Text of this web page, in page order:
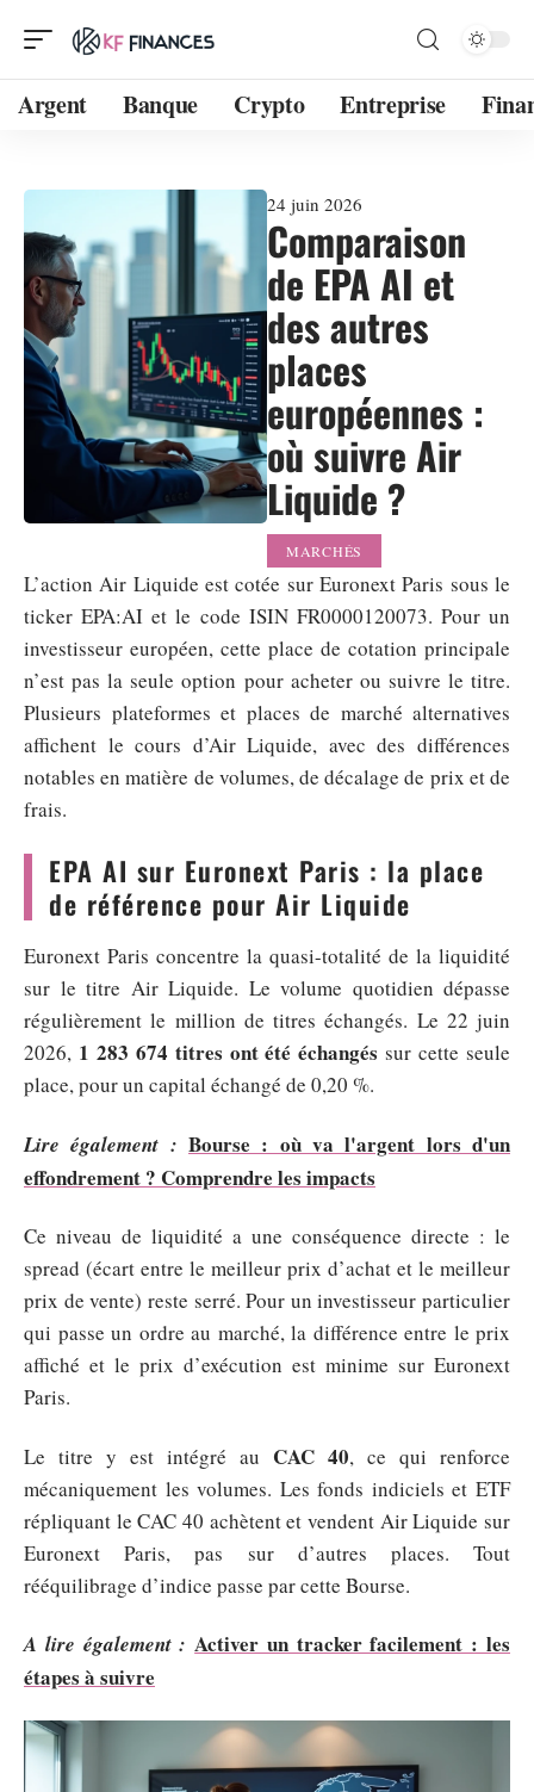
Argent Banque Crypto Entreprise
24 juin 2026
Comparaison
de EPA AI et
des autres
places
européennes :
où suivre Air
Liquide ?
MARCHÉS
L’action Air Liquide est cotée sur Euronext Paris sous le
ticker EPA:AI et le code ISIN FR0000120073. Pour un
investisseur européen, cette place de cotation principale
n’est pas la seule option pour acheter ou suivre le titre.
Plusieurs plateformes et places de marché alternatives
affichent le cours d’Air Liquide, avec des différences
notables en matière de volumes, de décalage de prix et de
frais.
EPA AI sur Euronext Paris : la place
de référence pour Air Liquide
Euronext Paris concentre la quasi-totalité de la liquidité
sur le titre Air Liquide. Le volume quotidien dépasse
régulièrement le million de titres échangés. Le 22 juin
2026, 1 283 674 titres ont été échangés sur cette seule
place, pour un capital échangé de 0,20 %.
Lire également : Bourse : où va l'argent lors d'un
effondrement ? Comprendre les impacts
Ce niveau de liquidité a une conséquence directe : le
spread (écart entre le meilleur prix d’achat et le meilleur
prix de vente) reste serré. Pour un investisseur particulier
qui passe un ordre au marché, la différence entre le prix
affiché et le prix d’exécution est minime sur Euronext
Paris.
Le titre y est intégré au CAC 40, ce qui renforce
mécaniquement les volumes. Les fonds indiciels et ETF
répliquant le CAC 40 achètent et vendent Air Liquide sur
Euronext Paris, pas sur d’autres places. Tout
rééquilibrage d’indice passe par cette Bourse.
A lire également : Activer un tracker facilement : les
étapes à suivre